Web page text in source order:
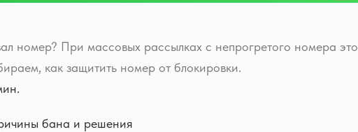
номер? При массовых рассылках с непрогретого номера это
как защитить номер от блокировки.
бана и решения